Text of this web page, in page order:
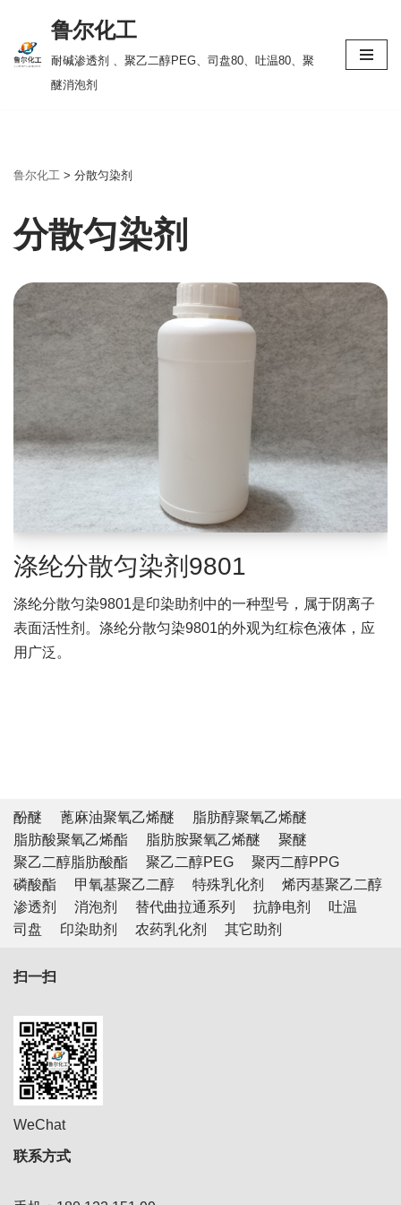
跳
鲁尔化工
耐碱渗透剂 、聚乙二醇PEG、司盘80、吐温80、聚
醚消泡剂
鲁尔化工 > 分散匀染剂
分散匀染剂
涤纶分散匀染剂9801
涤纶分散匀染9801是印染助剂中的一种型号，属于阴离子
表面活性剂。涤纶分散匀染9801的外观为红棕色液体，应
用广泛。
酚醚 蓖麻油聚氧乙烯醚
脂肪醇聚氧乙烯醚
脂肪酸聚氧乙烯酯
脂肪胺聚氧乙烯醚
聚醚
聚乙二醇脂肪酸酯
聚乙二醇PEG
聚丙二醇PPG
磷酸酯
甲氧基聚乙二醇 特殊乳化剂
烯丙基聚乙二醇
渗透剂
消泡剂 替代曲拉通系列 抗静电剂
吐温
司盘
印染助剂 农药乳化剂 其它助剂
扫一扫
WeChat
联系方式